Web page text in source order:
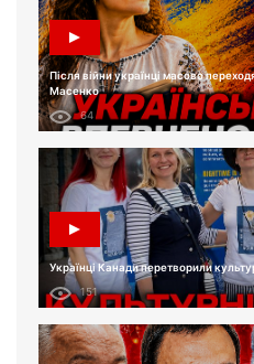
Після війни українці масово
Масенко
64
Українці Канади перетворили
151